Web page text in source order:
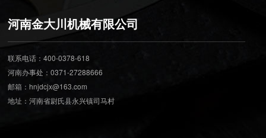
河南金大川机械有限公司
联系电话：400-0378-618
河南办事处：0371-27288666
邮箱：hnjdcjx@163.com
地址：河南省尉氏县永兴镇司马村